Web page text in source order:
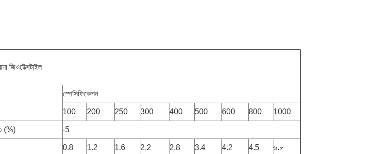
জিওটেক্সটাইল
স্পেসিফিকেশন
100 200 250 300 400 500 600 800 1000
(%) -5
0.8 1.2 1.6 2.2 2.8 3.4 4.2 4.5 ৬.৮